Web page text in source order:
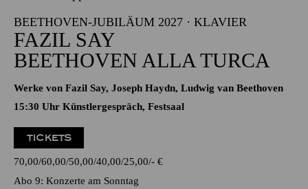
BEETHOVEN-JUBILÄUM 2027 · KLAVIER
FAZIL SAY
BEETHOVEN ALLA TURCA
Werke von Fazil Say, Joseph Haydn, Ludwig van Beethoven
15:30 Uhr Künstlergespräch, Festsaal
TICKETS
70,00 60,00 50,00 40,00 25,00 - €
Abo 9: Konzerte am Sonntag